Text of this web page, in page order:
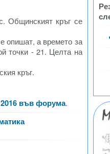
Общинският кръг се
опишат, а времето за
точки - 21. Целта на
кръг.
във форума.